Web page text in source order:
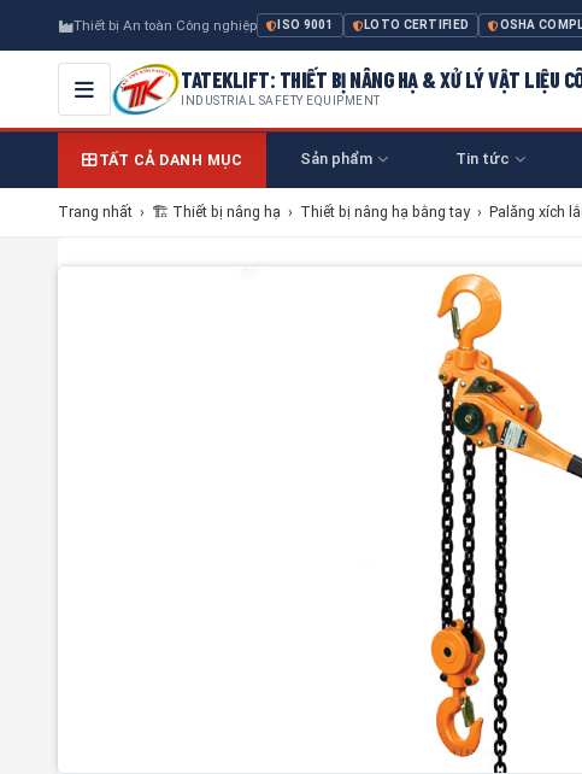
Thiết bị An toàn Công nghiệp ISO 9001 LOTO CERTIFIED OSHA
TATEKLIFT: THIẾT BỊ NÂNG HẠ & XỬ LÝ VẬT LIỆU
INDUSTRIAL SAFETY EQUIPMENT
TẤT CẢ DANH MỤC Sản phẩm Tin tức
Trang nhất › 🏗 Thiết bị nâng hạ › Thiết bị nâng hạ bằng tay › Palăng xích